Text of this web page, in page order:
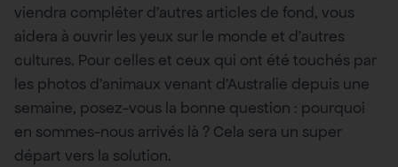
viendra compléter d’autres articles de fond, vous
aidera à ouvrir les yeux sur le monde et d’autres
cultures. Pour celles et ceux qui ont été touchés par
les photos d’animaux venant d’Australie depuis une
semaine, posez-vous la bonne question : pourquoi
en sommes-nous arrivés là ? Cela sera un super
départ vers la solution.